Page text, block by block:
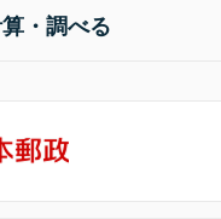
・調べる